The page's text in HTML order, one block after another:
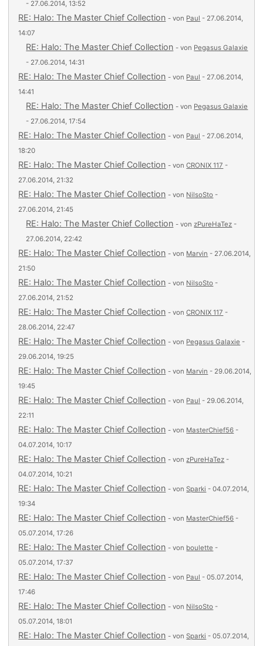
- 27.06.2014, 13:52
RE: Halo: The Master Chief Collection - von Paul - 27.06.2014,
14:07
RE: Halo: The Master Chief Collection - von Pegasus Galaxie
- 27.06.2014, 14:31
RE: Halo: The Master Chief Collection - von Paul - 27.06.2014,
14:41
RE: Halo: The Master Chief Collection - von Pegasus Galaxie
- 27.06.2014, 17:54
RE: Halo: The Master Chief Collection - von Paul - 27.06.2014,
18:20
RE: Halo: The Master Chief Collection - vonCRONIX 117 -
27.06.2014, 21:32
RE: Halo: The Master Chief Collection - von NilsoSto -
27.06.2014, 21:45
RE: Halo: The Master Chief Collection - vonzPureHaTez -
27.06.2014, 22:42
RE: Halo: The Master Chief Collection - von Marvin - 27.06.2014,
21:50
RE: Halo: The Master Chief Collection - von NilsoSto -
27.06.2014, 21:52
RE: Halo: The Master Chief Collection - vonCRONIX 117 -
28.06.2014, 22:47
RE: Halo: The Master Chief Collection - von Pegasus Galaxie -
29.06.2014, 19:25
RE: Halo: The Master Chief Collection - von Marvin - 29.06.2014,
19:45
RE: Halo: The Master Chief Collection - von Paul - 29.06.2014,
22:11
RE: Halo: The Master Chief Collection - von MasterChief56 -
04.07.2014, 10:17
RE: Halo: The Master Chief Collection - vonzPureHaTez -
04.07.2014, 10:21
RE: Halo: The Master Chief Collection - vonSparki - 04.07.2014,
19:34
RE: Halo: The Master Chief Collection - von MasterChief56 -
05.07.2014, 17:26
RE: Halo: The Master Chief Collection - von boulette -
05.07.2014, 17:37
RE: Halo: The Master Chief Collection - von Paul - 05.07.2014,
17:46
RE: Halo: The Master Chief Collection - von NilsoSto -
05.07.2014, 18:01
RE: Halo: The Master Chief Collection - vonSparki - 05.07.2014,